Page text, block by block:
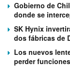
Gobierno de
donde se
SK Hynix
dos fábricas de
Los nuevos
perder